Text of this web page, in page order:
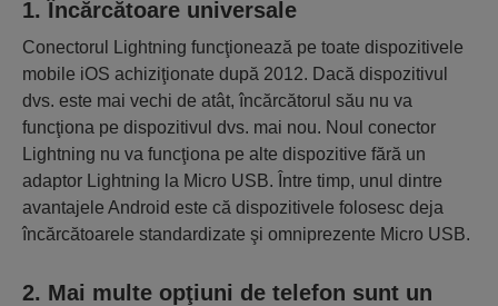
1. Încărcătoare universale
Conectorul Lightning funcţionează pe toate dispozitivele
mobile iOS achiziţionate după 2012. Dacă dispozitivul
dvs. este mai vechi de atât, încărcătorul său nu va
funcţiona pe dispozitivul dvs. mai nou. Noul conector
Lightning nu va funcţiona pe alte dispozitive fără un
adaptor Lightning la Micro USB. Între timp, unul dintre
avantajele Android este că dispozitivele folosesc deja
încărcătoarele standardizate şi omniprezente Micro USB.
2. Mai multe opţiuni de telefon sunt un